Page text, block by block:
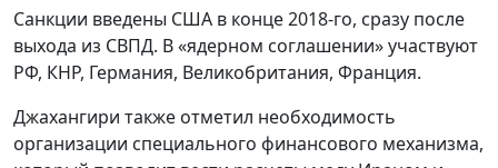
Санкции введены США в конце 2018-го, сразу после
выхода из СВПД. В «ядерном соглашении» участвуют
РФ, КНР, Германия, Великобритания, Франция.
Джахангири также отметил необходимость
организации специального финансового механизма,